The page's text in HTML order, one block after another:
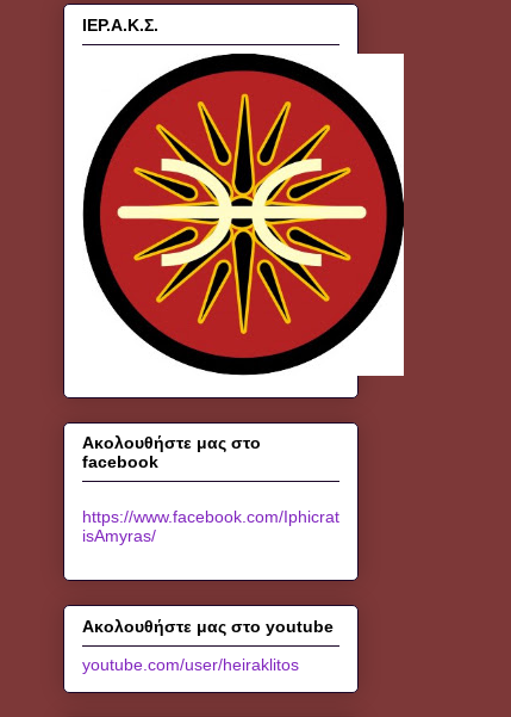
ΙΕΡ.Α.Κ.Σ.
Ακολουθήστε μας στο
facebook
https://www.facebook.com/Iphicrat
isAmyras/
Ακολουθήστε μας στο youtube
youtube.com/user/heiraklitos